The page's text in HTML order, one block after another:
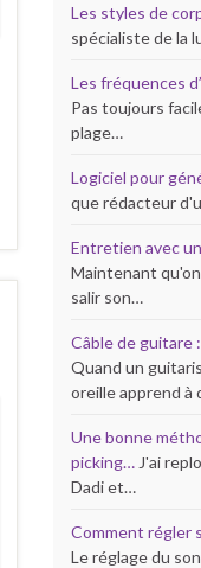
Les styles de
spécialiste de la
Les fréquences
Pas toujours
plage…
Logiciel pour
que rédacteur
Entretien avec
Maintenant
salir son…
Câble de guitare
Quand un
oreille apprend à
Une bonne
picking… J'ai
Dadi et…
Comment régler
Le réglage du